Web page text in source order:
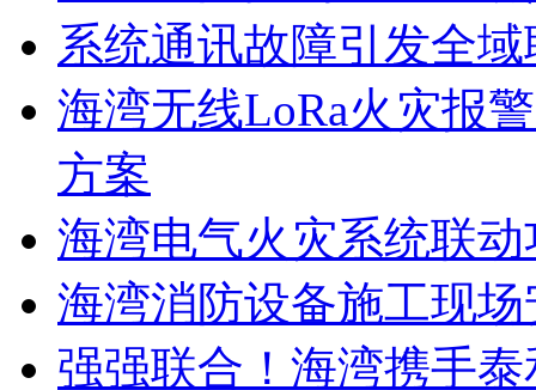
系统通讯故障引发全
海湾无线LoRa火灾报
方案
海湾电气火灾系统联
海湾消防设备施工现
强强联合！海湾携手